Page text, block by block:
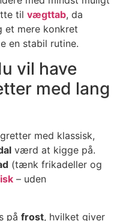
til vægttab, da
et mere konkret
en stabil rutine.
vil have
med lang
med klassisk,
værd at kigge på.
(tænk frikadeller og
– uden
på frost, hvilket giver